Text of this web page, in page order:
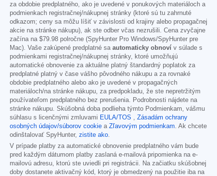
za obdobie predplatného, ako je uvedené v ponukových materiáloch a
podmienkach registračnej/nákupnej stránky (ktoré sú tu zahrnuté
odkazom; ceny sa môžu líšiť v závislosti od krajiny alebo propagačnej
akcie na stránke nákupu), ak ste odber včas nezrušili. Cena zvyčajne
začína na $79.98 polročne (SpyHunter Pro Windows/SpyHunter pre
Mac). Vaše zakúpené predplatné sa automaticky obnoví v súlade s
podmienkami registračnej/nákupnej stránky, ktoré umožňujú
automatické obnovenie za aktuálne platný štandardný poplatok za
predplatné platný v čase vášho pôvodného nákupu a za rovnaké
obdobie predplatného alebo ako je uvedené v propagačných
materiáloch/na stránke nákupu, za predpokladu, že ste nepretržitým
používateľom predplatného bez prerušenia. Podrobnosti nájdete na
stránke nákupu. Skúšobná doba podlieha týmto Podmienkam, vášmu
súhlasu s licenčnými zmluvami EULA/TOS , Zásadám ochrany
osobných údajov/súborov cookie a Zľavovým podmienkam. Ak chcete
odinštalovať SpyHunter, zistite ako.
V prípade platby za automatické obnovenie predplatného vám bude
pred každým dátumom platby zaslaná e-mailová pripomienka na e-
mailovú adresu, ktorú ste uviedli pri registrácii. Na začiatku skúšobnej
doby dostanete aktivačný kód, ktorý je obmedzený na použitie iba na